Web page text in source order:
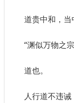
道贵中和，当
“渊似万物之
道也。
人行道不违诫